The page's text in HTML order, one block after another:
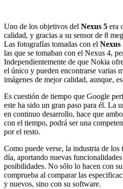
Uno de los objetivos del Nexus 5 era
calidad, y gracias a su sensor de 8
Las fotografías tomadas con el Nexus
las que se tomaban con el Nexus 4,
Independientemente de que Nokia
el único y pueden encontrarse varias
imágenes de mejor calidad, aunque,
Es cuestión de tiempo que Google
este ha sido un gran paso para él. La
en continuo desarrollo, hace que
con el tiempo, podrá ser una
por el resto.
Como puede verse, la industria de los
día, aportando nuevas
posibilidades. No sólo lo hacen con
comprueba al comparar las
y nuevos, sino con su software.